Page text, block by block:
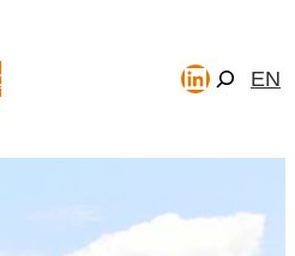
LinkedIn
Suchen
EN